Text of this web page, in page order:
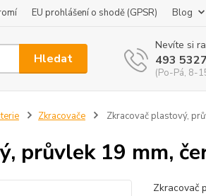
EU prohlášení o shodě (GPSR) Blog
Hledat
Nevíte si
493
(Po-Pá, 8-
Zkracovače Zkracovač plastový,
průvlek 19 mm,
Zkracovač